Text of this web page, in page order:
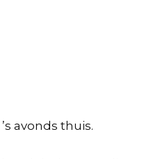
avonds thuis.